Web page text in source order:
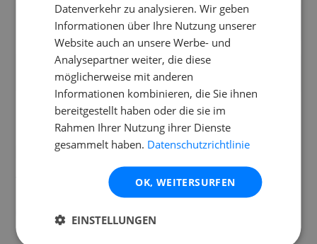
Passt die Cameo CLMPAR1 in ein normales
Auto?
Kann ich die Lichtanlage auch liefern und
aufbauen lassen?
Standorte
Verfügbar an folgendenStandorten
Münster
Datenverkehr zu analysieren. Wir geben
Informationen über Ihre Nutzung unserer
Website auch an unsere Werbe- und
Analysepartner weiter, die diese
möglicherweise mit anderen
Informationen kombinieren, die Sie ihnen
bereitgestellt haben oder die sie im
Rahmen Ihrer Nutzung ihrer Dienste
gesammelt haben. Datenschutzrichtlinie
OK, WEITERSURFEN
EINSTELLUNGEN